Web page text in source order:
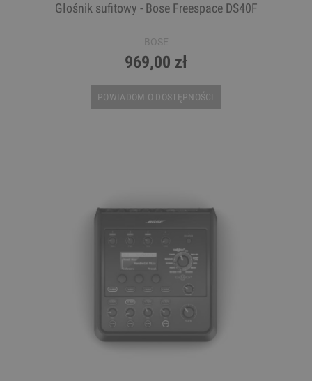
Głośnik sufitowy - Bose Freespace DS40F
BOSE
969,00 zł
POWIADOM O DOSTĘPNOŚCI